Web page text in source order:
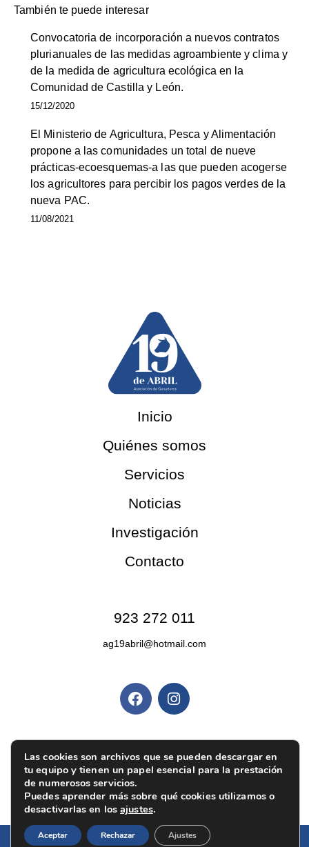
También te puede interesar
Convocatoria de incorporación a nuevos contratos
plurianuales de las medidas agroambiente y clima y
de la medida de agricultura ecológica en la
Comunidad de Castilla y León.
15/12/2020
El Ministerio de Agricultura, Pesca y Alimentación
propone a las comunidades un total de nueve
prácticas-ecoesquemas-a las que pueden acogerse
los agricultores para percibir los pagos verdes de la
nueva PAC.
11/08/2021
Inicio
Quiénes somos
Servicios
Noticias
Investigación
Contacto
923 272 011
ag19abril@hotmail.com
Política de privacidad|Aviso legal|Política de
cookies |Ajustes de cookies
Las cookies son archivos que se pueden descargar en
tu equipo y tienen un papel esencial para la prestación
de numerosos servicios.
Puedes aprender más sobre qué cookies utilizamos o
desactivarlas en losajustes.
Aceptar Rechazar Ajustes